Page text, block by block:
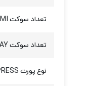
تعداد سوکت HDMI
تعداد سوکت DISPLAY
نوع پورت PCI-EXPRESS